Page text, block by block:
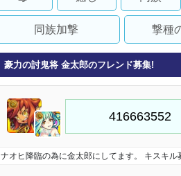
同族加撃 撃種
豪力の討鬼将 金太郎のフレンド募集!
ナオヒ降臨の為に金太郎にしてます。 キスキル